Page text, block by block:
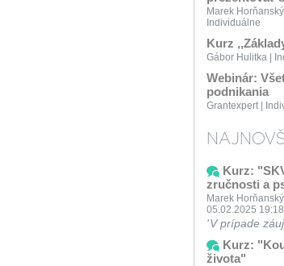
Marek
Individuálne
Kurz
Gábor Hulitka |
Webinár:
podnikania
Grantexpert |
Kurz:
zručnosti a
Marek
05.02.2025 19:18
V prípade
Kurz:
života"